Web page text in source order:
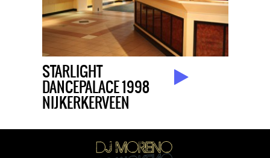
STARLIGHT
DANCEPALACE 1998
NIJKERKERVEEN